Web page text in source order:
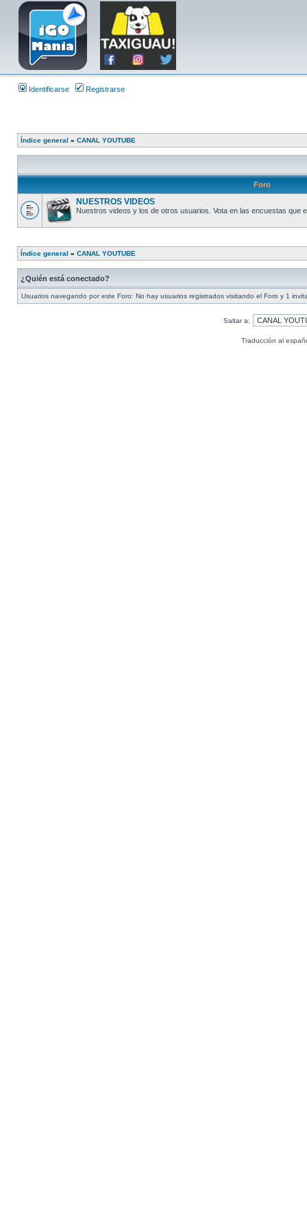
Identificarse Registrarse
Índice general » CANAL YOUTUBE
Foro
NUESTROS VIDEOS
Nuestros videos y los de otros usuarios. Vota en las encuestas que
Índice general » CANAL YOUTUBE
¿Quién está conectado?
Usuarios navegando por este Foro: No hay usuarios registrados visitando el Foro y 1
Saltar a:
Traducción al